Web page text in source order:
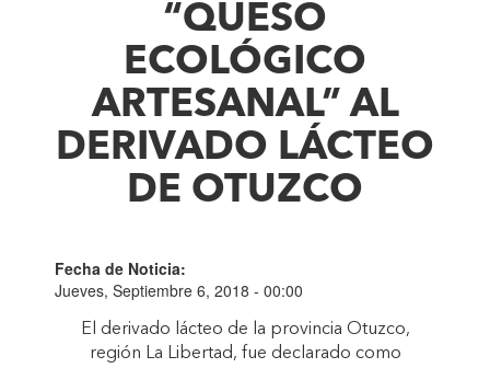
“QUESO
ECOLÓGICO
ARTESANAL” AL
DERIVADO LÁCTEO
DE OTUZCO
Fecha de Noticia:
Jueves, Septiembre 6, 2018 - 00:00
El derivado lácteo de la provincia Otuzco,
región La Libertad, fue declarado como